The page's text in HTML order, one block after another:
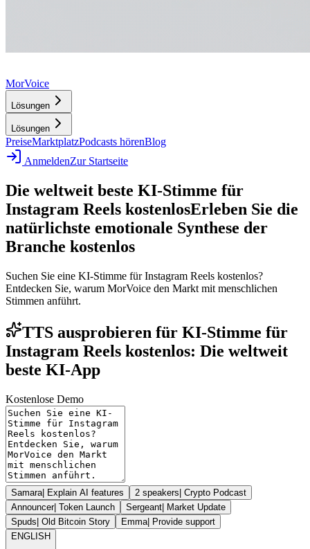
MorVoice
Lösungen
Lösungen
PreiseMarktplatzPodcasts hörenBlog
AnmeldenZur Startseite
Die weltweit beste KI-Stimme für
Instagram Reels kostenlosErleben Sie die
natürlichste emotionale Synthese der
Branche kostenlos
Suchen Sie eine KI-Stimme für Instagram Reels kostenlos?
Entdecken Sie, warum MorVoice den Markt mit menschlichen
Stimmen anführt.
TTS ausprobieren für KI-Stimme für
Instagram Reels kostenlos: Die weltweit
beste KI-App
Kostenlose Demo
Samara| Explain AI features 2 speakers| Crypto Podcast
Announcer| Token Launch Sergeant| Market Update
Spuds| Old Bitcoin Story Emma| Provide support
ENGLISH